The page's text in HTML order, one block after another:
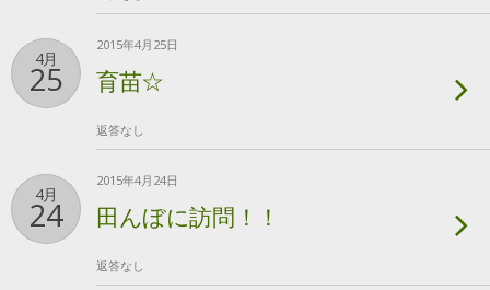
4月
25
2015年4月25日
育苗☆
返答なし
4月
24
2015年4月24日
田んぼに訪問！！
返答なし